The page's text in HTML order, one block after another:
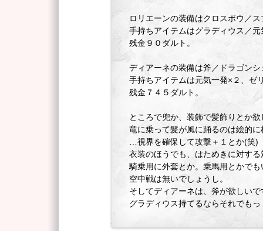
ロリエーンの装備はクロスボウ／
手持ちアイテムはグラディウス／
残金９０ダルト。
ディアーネの装備は斧／ドラゴン
手持ちアイテムは元気一発×２、ゼ
残金７４５ダルト。
ところで兜か、装飾で髪飾りとか
竜に乗って髪が風に踊るのは絵的
…視界を確保して攻撃＋１とか(笑)
衣装のほうでも、はためきに対す
騎乗用に外套とか。乗馬用とかで
空中戦は無いでしょうし。
そしてディアーネは、斧が欲しいで
グラディウス持てるならそれでも